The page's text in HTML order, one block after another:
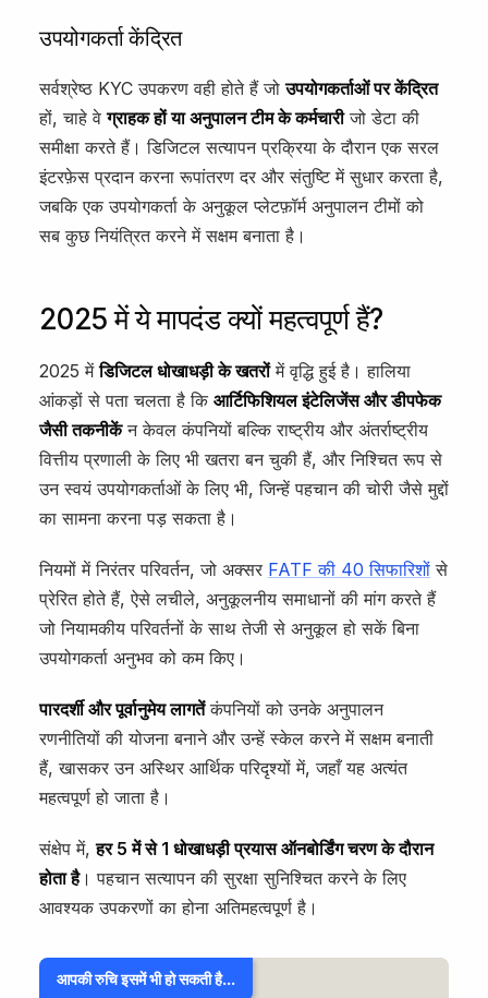
उपयोगकर्ता केंद्रित
सर्वश्रेष्ठ KYC उपकरण वही होते हैं जोउपयोगकर्ताओं पर केंद्रित
हों, चाहे वेग्राहक हों या अनुपालन टीम के कर्मचारीजो डेटा की
समीक्षा करते हैं। डिजिटल सत्यापन प्रक्रिया के दौरान एक सरल
इंटरफ़ेस प्रदान करना रूपांतरण दर और संतुष्टि में सुधार करता है,
जबकि एक उपयोगकर्ता के अनुकूल प्लेटफ़ॉर्म अनुपालन टीमों को
सब कुछ नियंत्रित करने में सक्षम बनाता है।
2025 में ये मापदंड क्यों महत्वपूर्ण हैं?
2025 मेंडिजिटल धोखाधड़ी के खतरोंमें वृद्धि हुई है। हालिया
आंकड़ों से पता चलता है कि आर्टिफिशियल इंटेलिजेंस और डीपफेक
जैसी तकनीकेंन केवल कंपनियों बल्कि राष्ट्रीय और अंतर्राष्ट्रीय
वित्तीय प्रणाली के लिए भी खतरा बन चुकी हैं, और निश्चित रूप से
उन स्वयं उपयोगकर्ताओं के लिए भी, जिन्हें पहचान की चोरी जैसे मुद्दों
का सामना करना पड़ सकता है।
नियमों में निरंतर परिवर्तन, जो अक्सर FATF की 40 सिफारिशों से
प्रेरित होते हैं, ऐसे लचीले, अनुकूलनीय समाधानों की मांग करते हैं
जो नियामकीय परिवर्तनों के साथ तेजी से अनुकूल हो सकें बिना
उपयोगकर्ता अनुभव को कम किए।
पारदर्शी और पूर्वानुमेय लागतेंकंपनियों को उनके अनुपालन
रणनीतियों की योजना बनाने और उन्हें स्केल करने में सक्षम बनाती
हैं, खासकर उन अस्थिर आर्थिक परिदृश्यों में, जहाँ यह अत्यंत
महत्वपूर्ण हो जाता है।
संक्षेप में,हर 5 में से 1 धोखाधड़ी प्रयास ऑनबोर्डिंग चरण के दौरान
होता है। पहचान सत्यापन की सुरक्षा सुनिश्चित करने के लिए
आवश्यक उपकरणों का होना अतिमहत्वपूर्ण है।
आपकी रुचि इसमें भी हो सकती है...